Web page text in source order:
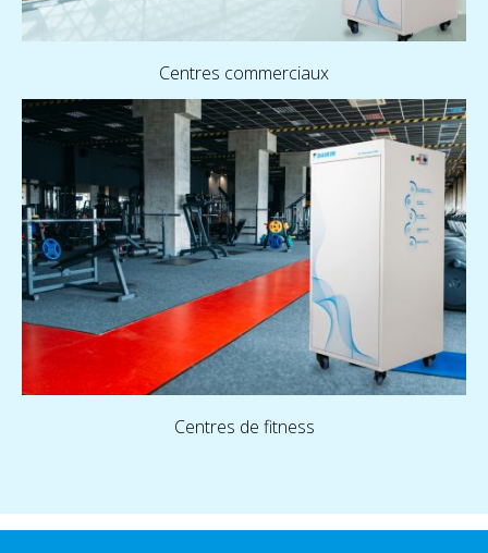
Centres commerciaux
Centres de fitness